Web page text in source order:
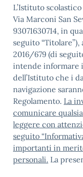
L’Istituto
Via Marconi San
93071630714, in
seguito “Titolare”),
2016/679 (di
intende informare
dell’Istituto che i
navigazione
Regolamento. La
comunicare
leggere con
seguito
importanti in
personali. La